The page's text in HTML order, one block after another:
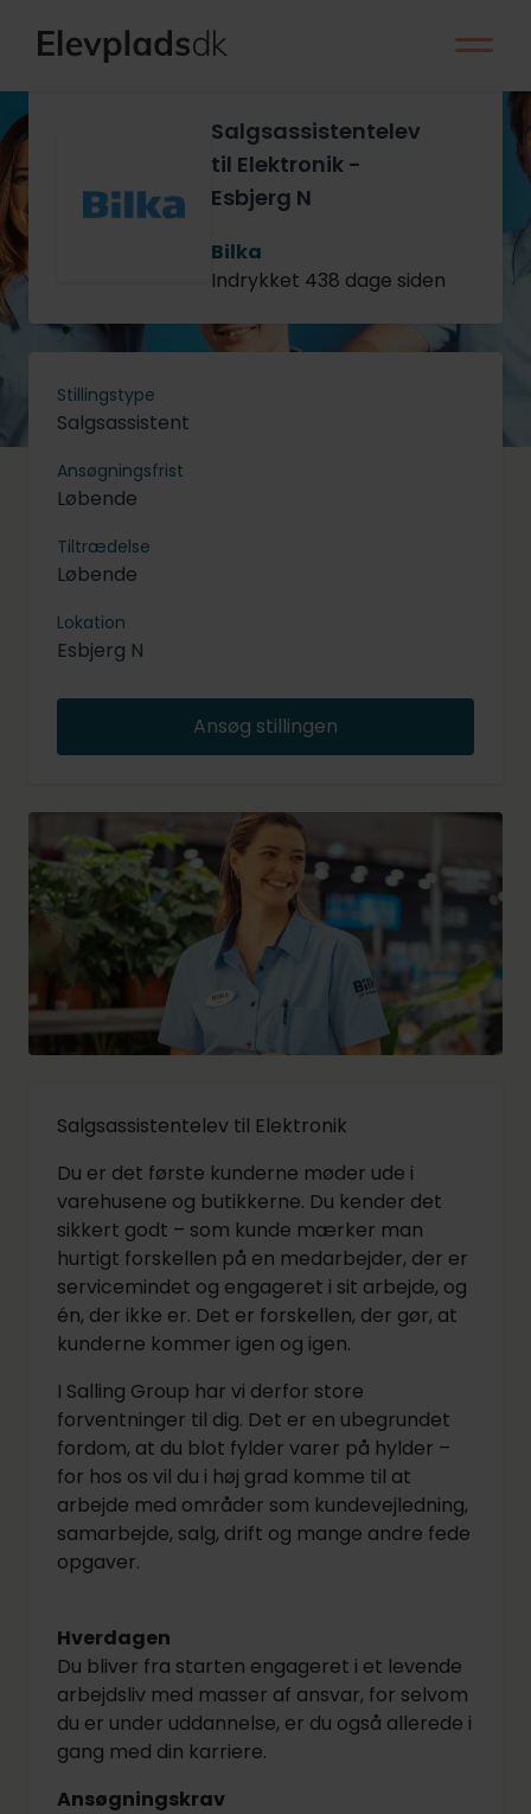
Salgsassistentelev
til Elektronik -
Esbjerg N
Bilka
Indrykket 438 dage siden
Stillingstype
Salgsassistent
Ansøgningsfrist
Løbende
Tiltrædelse
Løbende
Lokation
Esbjerg N
Ansøg stillingen
Salgsassistentelev til Elektronik
Du er det første kunderne møder ude i
varehusene og butikkerne. Du kender det
sikkert godt – som kunde mærker man
hurtigt forskellen på en medarbejder, der er
servicemindet og engageret i sit arbejde, og
én, der ikke er. Det er forskellen, der gør, at
kunderne kommer igen og igen.
I Salling Group har vi derfor store
forventninger til dig. Det er en ubegrundet
fordom, at du blot fylder varer på hylder –
for hos os vil du i høj grad komme til at
arbejde med områder som kundevejledning,
samarbejde, salg, drift og mange andre fede
opgaver.
Hverdagen
Du bliver fra starten engageret i et levende
arbejdsliv med masser af ansvar, for selvom
du er under uddannelse, er du også allerede i
gang med din karriere.
Ansøgningskrav